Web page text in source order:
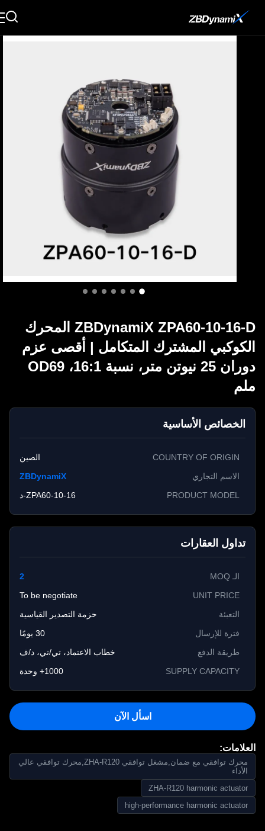
ZBDynamiX ZPA60-10-16-D المحرك
المشترك المتكامل | أقصى عزم
دوران 25 نيوتن متر، نسبة 16:1، OD69
الخصائص الأساسية
COUNTRY OF ORIGIN
الصين
الاسم التجاري
ZBDynamiX
PRODUCT MODEL
ZPA60-10-16-د
تداول العقارات
UNIT PRICE
To be negotiate
التعبئة
حزمة التصدير القياسية
فترة للإرسال
طريقة الدفع
خطاب الاعتماد، تي/تي، د/ف
SUPPLY CAPACITY
اسأل الآن
محرك توافقي مع ضمان,مشغل توافقي ZHA-R120,محرك توافقي عالي
ZHA-R120 harmonic
high-performance harmonic